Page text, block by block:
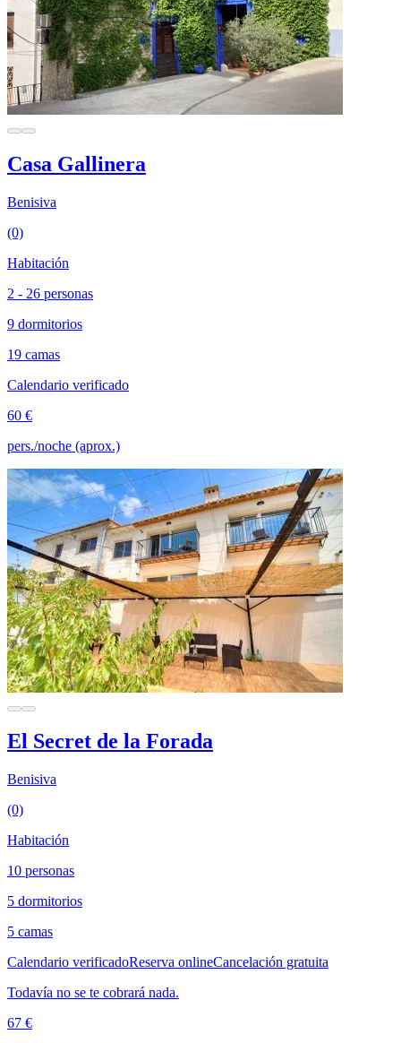
Casa Gallinera
Benisiva
(0)
Habitación
2 - 26 personas
9 dormitorios
19 camas
Calendario verificado
60 €
pers./noche (aprox.)
El Secret de la Forada
Benisiva
(0)
Habitación
10 personas
5 dormitorios
5 camas
Calendario verificadoReserva onlineCancelación gratuita
Todavía no se te cobrará nada.
67 €